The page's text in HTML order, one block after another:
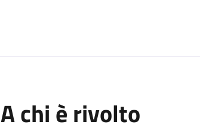
A chi è rivolto